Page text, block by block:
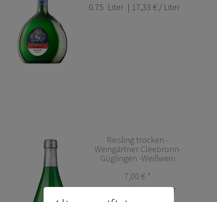
0.75 Liter | 17,33 € / Liter
Riesling trocken -
Weingärtner Cleebronn-
Güglingen -Weißwein
7,00 € *
1Liter| 7,00 € / Liter